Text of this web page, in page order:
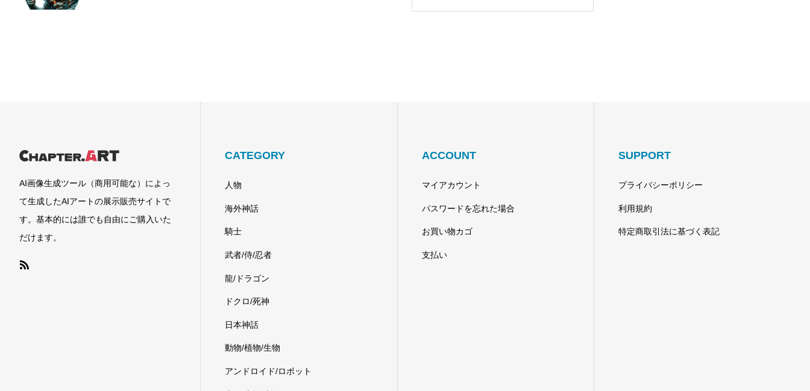
AI画像生成ツール（商用可能な）によっ
て生成したAIアートの展示販売サイトで
す。基本的には誰でも自由にご購入いた
だけます。
CATEGORY
人物
海外神話
騎士
武者/侍/忍者
龍/ドラゴン
ドクロ/死神
日本神話
動物/植物/生物
アンドロイド/ロボット
ACCOUNT
マイアカウント
パスワードを忘れた場合
お買い物カゴ
支払い
SUPPORT
プライバシーポリシー
利用規約
特定商取引法に基づく表記